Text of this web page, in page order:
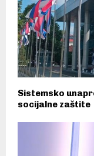
Sistemsko
socijalne zaštite